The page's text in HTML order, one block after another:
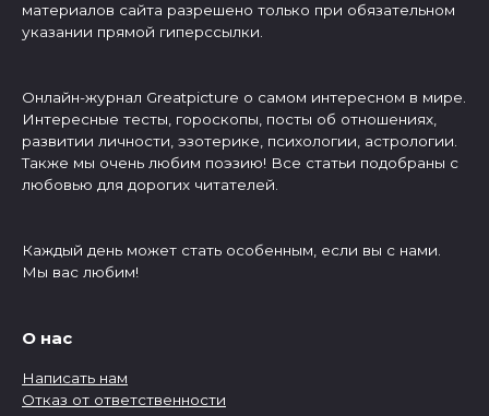
материалов сайта разрешено только при обязательном
указании прямой гиперссылки.
Онлайн-журнал Greatpicture о самом интересном в мире.
Интересные тесты, гороскопы, посты об отношениях,
развитии личности, эзотерике, психологии, астрологии.
Также мы очень любим поэзию! Все статьи подобраны с
любовью для дорогих читателей.
Каждый день может стать особенным, если вы с нами.
Мы вас любим!
О нас
Написать нам
Отказ от ответственности